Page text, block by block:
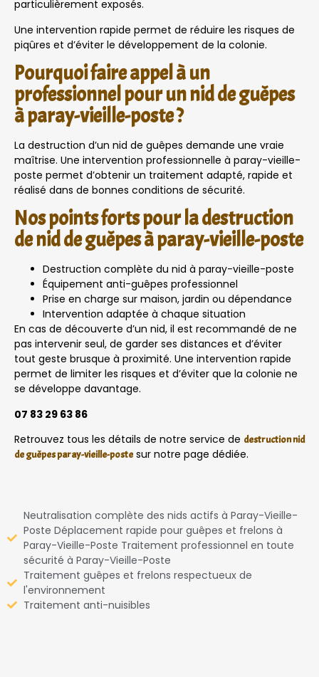
particulièrement exposés.
Une intervention rapide permet de réduire les risques de
piqûres et d’éviter le développement de la colonie.
Pourquoi faire appel à un
professionnel pour un nid de guêpes
à paray-vieille-poste ?
La destruction d’un nid de guêpes demande une vraie
maîtrise. Une intervention professionnelle à paray-vieille-
poste permet d’obtenir un traitement adapté, rapide et
réalisé dans de bonnes conditions de sécurité.
Nos points forts pour la destruction
de nid de guêpes à paray-vieille-poste
Destruction complète du nid à paray-vieille-poste
Équipement anti-guêpes professionnel
Prise en charge sur maison, jardin ou dépendance
Intervention adaptée à chaque situation
En cas de découverte d’un nid, il est recommandé de ne
pas intervenir seul, de garder ses distances et d’éviter
tout geste brusque à proximité. Une intervention rapide
permet de limiter les risques et d’éviter que la colonie ne
se développe davantage.
07 83 29 63 86
Retrouvez tous les détails de notre service de destruction nid
de guêpes paray-vieille-poste sur notre page dédiée.
Neutralisation complète des nids actifs à Paray-Vieille-
Poste Déplacement rapide pour guêpes et frelons à
Paray-Vieille-Poste Traitement professionnel en toute
sécurité à Paray-Vieille-Poste
Traitement guêpes et frelons respectueux de
l'environnement
Traitement anti-nuisibles